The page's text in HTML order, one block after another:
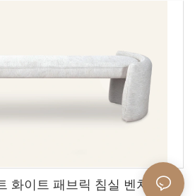
화이트 패브릭 침실 벤치 L708